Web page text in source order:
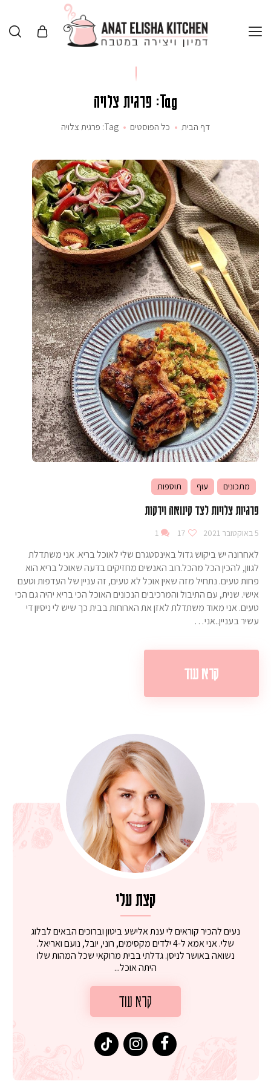
Tag: פרגית צלויה
דף הבית כל הפוסטים Tag: פרגית צלויה
מתכונים עוף תוספות
פרגיות צלויות לצד קינואה וירקות
5 באוקטובר 2021 17
1
לאחרונה יש ביקוש גדול באינסטגרם שלי לאוכל בריא. אני משתדלת
לגוון, להכין הכל מהכל.רוב האנשים מחזיקים בדעה שאוכל בריא הוא
פחות טעים. נתחיל מזה שאין אוכל לא טעים, זה עניין של העדפות וטעם
אישי. שנית, עם התיבול והמרכיבים הנכונים האוכל הכי בריא יהיה גם הכי
טעים. אני מאוד משתדלת לאזן את הארוחות בבית כך שיש לי ניסיון די
עשיר בעניין..אני…
קרא עוד
קצת עלי
נעים להכיר קוראים לי ענת אלישע ביטון וברוכים הבאים לבלוג
שלי. אני אמא ל-4 ילדים מקסימים, רוני, יובל, נועם ואריאל.
נשואה באושר לניסן. גדלתי בבית מרוקאי שכל המהות שלו
היתה אוכל...
קרא עוד